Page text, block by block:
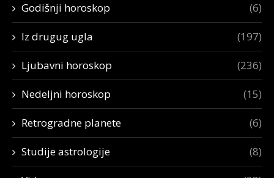
Godišnji horoskop (6)
Iz drugug ugla (197)
Ljubavni horoskop (236)
Nedeljni horoskop (15)
Retrogradne planete (6)
Studije astrologije (8)